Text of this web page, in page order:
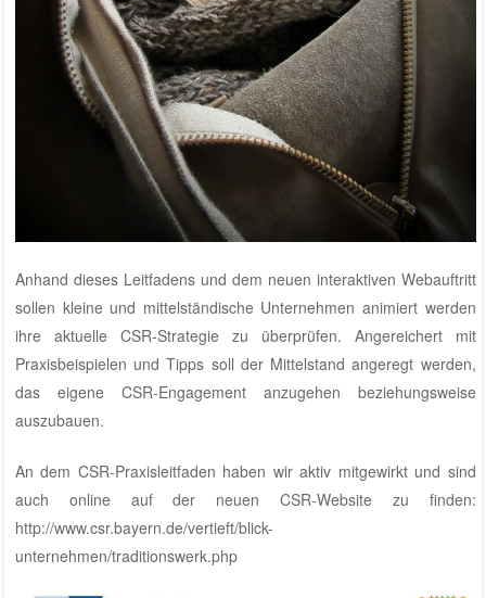
Anhand dieses Leitfadens und dem neuen interaktiven Webauftritt
sollen kleine und mittelständische Unternehmen animiert werden
ihre aktuelle CSR-Strategie zu überprüfen. Angereichert mit
Praxisbeispielen und Tipps soll der Mittelstand angeregt werden,
das eigene CSR-Engagement anzugehen beziehungsweise
auszubauen.
An dem CSR-Praxisleitfaden haben wir aktiv mitgewirkt und sind
auch online auf der neuen CSR-Website zu finden:
http://www.csr.bayern.de/vertieft/blick-
unternehmen/traditionswerk.php